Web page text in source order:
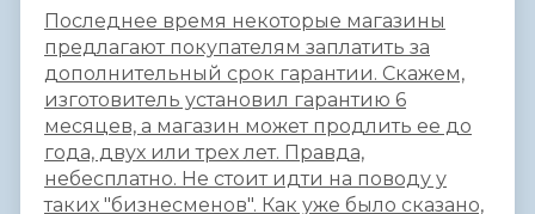
Последнее время некоторые магазины
предлагают покупателям заплатить за
дополнительный срок гарантии. Скажем,
изготовитель установил гарантию 6
месяцев, а магазин может продлить ее до
года, двух или трех лет. Правда,
небесплатно. Не стоит идти на поводу у
таких "бизнесменов". Как уже было сказано,